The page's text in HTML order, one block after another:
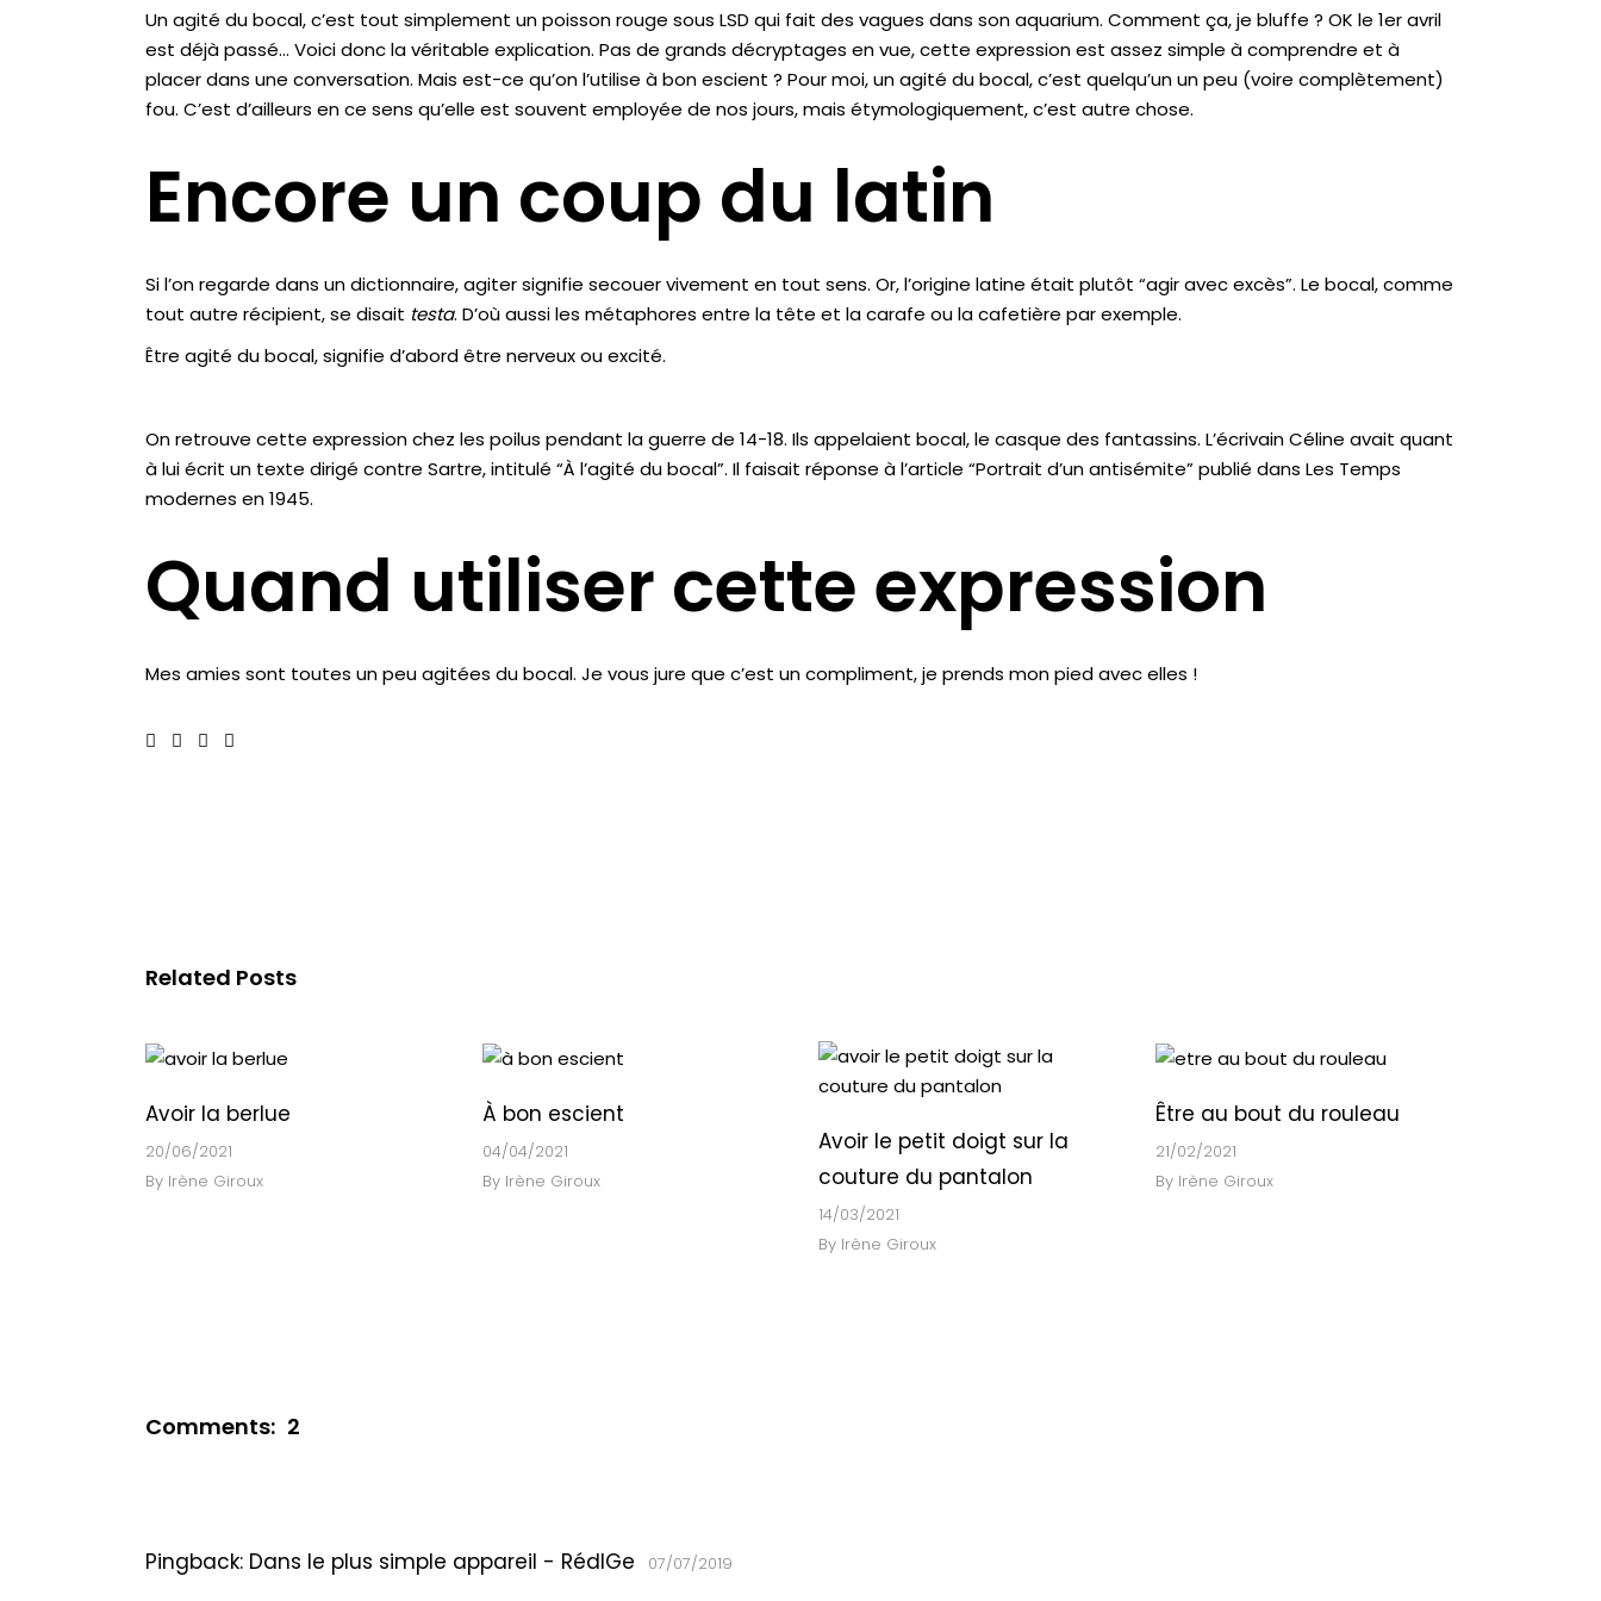
Un agité du bocal, c’est tout simplement un poisson rouge sous LSD qui fait des vagues dans son aquarium. Comment ça, je bluffe ? OK le 1er avril
est déjà passé… Voici donc la véritable explication. Pas de grands décryptages en vue, cette expression est assez simple à comprendre et à
placer dans une conversation. Mais est-ce qu’on l’utilise à bon escient ? Pour moi, un agité du bocal, c’est quelqu’un un peu (voire complètement)
fou. C’est d’ailleurs en ce sens qu’elle est souvent employée de nos jours, mais étymologiquement, c’est autre chose.
Encore un coup du latin
Si l’on regarde dans un dictionnaire, agiter signifie secouer vivement en tout sens. Or, l’origine latine était plutôt “agir avec excès”. Le bocal, comme
tout autre récipient, se disait testa. D’où aussi les métaphores entre la tête et la carafe ou la cafetière par exemple.
Être agité du bocal, signifie d’abord être nerveux ou excité.
On retrouve cette expression chez les poilus pendant la guerre de 14-18. Ils appelaient bocal, le casque des fantassins. L’écrivain Céline avait quant
à lui écrit un texte dirigé contre Sartre, intitulé “À l’agité du bocal”. Il faisait réponse à l’article “Portrait d’un antisémite” publié dans Les Temps
modernes en 1945.
Quand utiliser cette expression
Mes amies sont toutes un peu agitées du bocal. Je vous jure que c’est un compliment, je prends mon piedavec elles !
Related Posts
Avoir la berlue
20/06/2021
By Irène Giroux
À bon escient
04/04/2021
By Irène Giroux
Avoir le petit doigt sur la
couture du pantalon
14/03/2021
By Irène Giroux
Être au bout du rouleau
21/02/2021
By Irène Giroux
Comments: 2
Pingback: Dans le plus simple appareil - RédIGe 07/07/2019